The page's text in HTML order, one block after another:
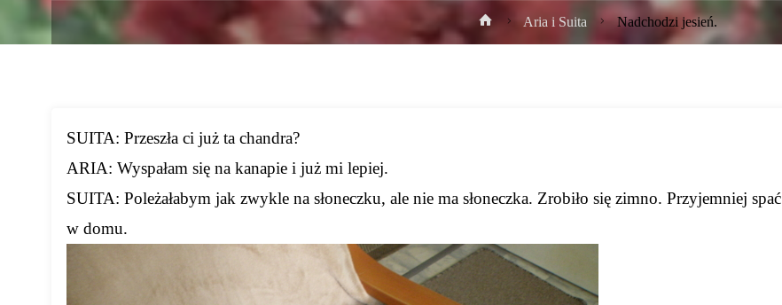
Strona
główna
Aria i Suita Nadchodzi jesień.
SUITA: Przeszła ci już ta chandra?
ARIA: Wyspałam się na kanapie i już mi lepiej.
SUITA: Poleżałabym jak zwykle na słoneczku, ale nie ma słoneczka. Zrobiło się zimno. Przyjemniej spać
w domu.